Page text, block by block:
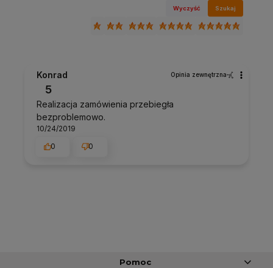
Wyczyść Szukaj
Konrad Opinia zewnętrzna
5
Realizacja zamówienia przebiegła
bezproblemowo.
10/24/2019
0
0
Pomoc